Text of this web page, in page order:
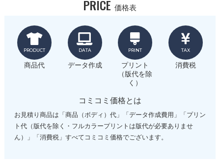
PRICE 価格表
PRODUCT
商品代
DATA
データ作成
PRINT
プリント
（版代を除
く）
TAX
消費税
コミコミ価格とは
お見積り商品は「商品（ボディ）代」「データ作成費用」「プリン
ト代（版代を除く・フルカラープリントは版代が必要ありませ
ん）」「消費税」すべてコミコミ価格でございます。